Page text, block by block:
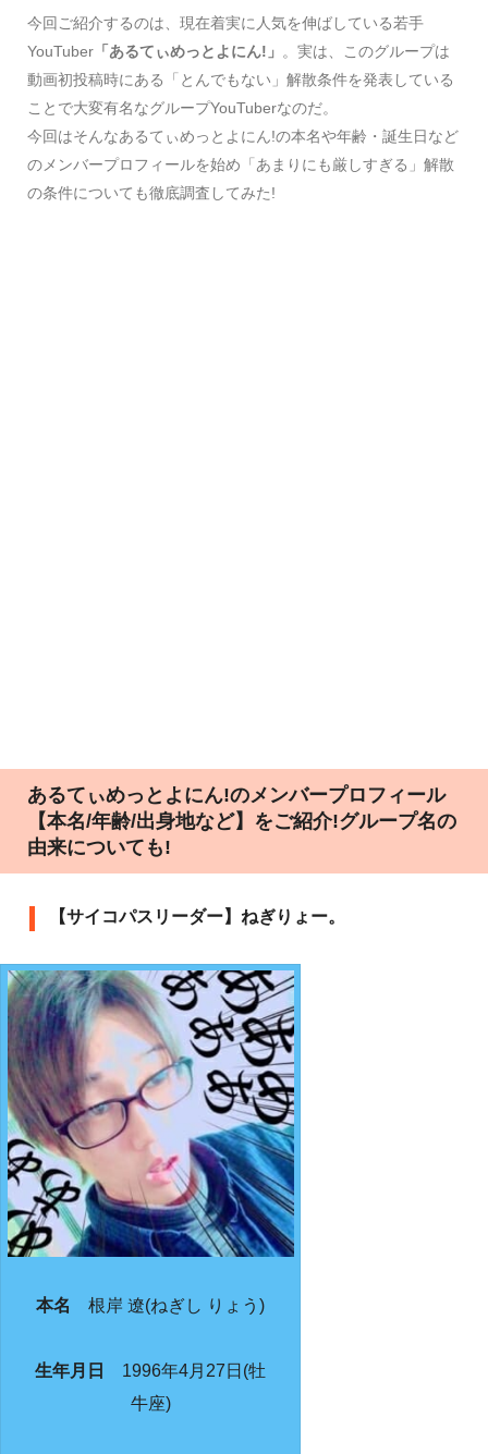
今回ご紹介するのは、現在着実に人気を伸ばしている若手
YouTuber 「あるてぃめっとよにん!」 。実は、このグループは
動画初投稿時にある「とんでもない」解散条件を発表している
ことで大変有名なグループYouTuberなのだ。
今回はそんなあるてぃめっとよにん!の本名や年齢・誕生日など
のメンバープロフィールを始め「あまりにも厳しすぎる」解散
の条件についても徹底調査してみた!
あるてぃめっとよにん!のメンバープロフィール
【本名/年齢/出身地など】をご紹介!グループ名の
由来についても!
【サイコパスリーダー】ねぎりょー。
本名 根岸 遼(ねぎし りょう)
生年月日 1996年4月27日(牡
牛座)